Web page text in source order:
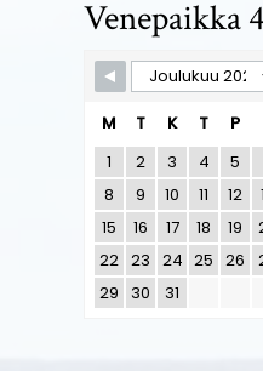
Venepaikka
Skip Booking
M T K T P
1
2 3 4 5
8
9 10 11 12
15
16 17 18 19
22 23 24 25 26
29
30 31